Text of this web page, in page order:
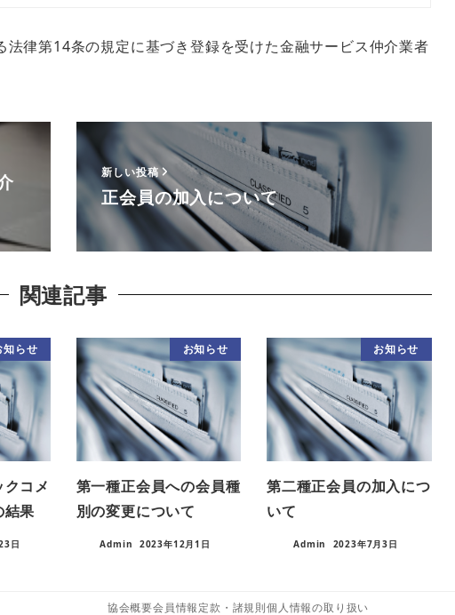
法律第14条の規定に基づき登録を受けた金融サービス仲介業者
新しい投稿
正会員の加入について
関連記事
知らせ
クコメ
結果
日
お知らせ
第一種正会員への会員種
別の変更について
Admin 2023年12月1日
お知らせ
第二種正会員の加入につ
いて
Admin 2023年7月3日
協会概要会員情報定款・諸規則個人情報の取り扱い